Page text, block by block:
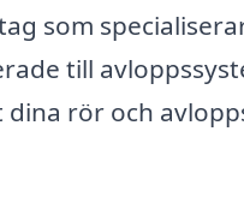
som
till
rör och